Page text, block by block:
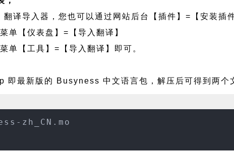
翻译导入器，您也可以通过网站后台【插件】=【安装插
单【仪表盘】=【导入翻译】
单【工具】=【导入翻译】即可。
即最新版的 Busyness 中文语言包，解压后可得到两个
zh_CN.mo